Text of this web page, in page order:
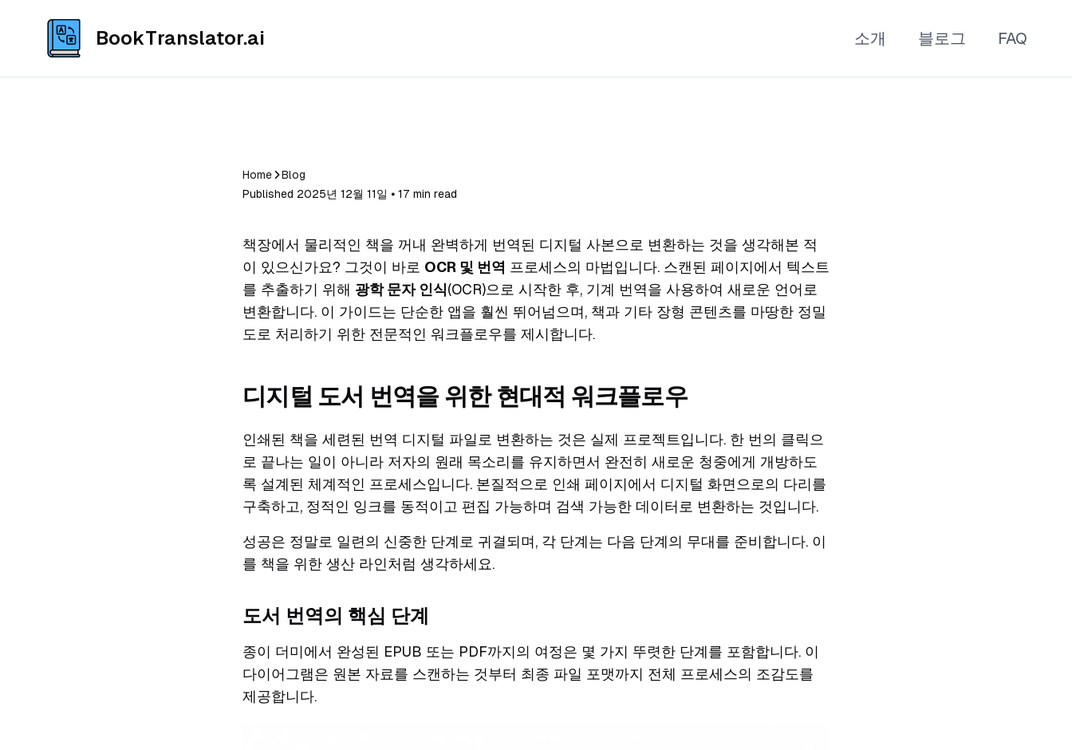
BookTranslator.ai 소개 블로그 FAQ
Home
Blog
Published 2025년 12월 11일 ⦁ 17 min read
책장에서 물리적인 책을 꺼내 완벽하게 번역된 디지털 사본으로 변환하는 것을 생각해본 적
이 있으신가요? 그것이 바로 OCR 및 번역 프로세스의 마법입니다. 스캔된 페이지에서 텍스트
를 추출하기 위해 광학 문자 인식(OCR)으로 시작한 후, 기계 번역을 사용하여 새로운 언어로
변환합니다. 이 가이드는 단순한 앱을 훨씬 뛰어넘으며, 책과 기타 장형 콘텐츠를 마땅한 정밀
도로 처리하기 위한 전문적인 워크플로우를 제시합니다.
디지털 도서 번역을 위한 현대적 워크플로우
인쇄된 책을 세련된 번역 디지털 파일로 변환하는 것은 실제 프로젝트입니다. 한 번의 클릭으
로 끝나는 일이 아니라 저자의 원래 목소리를 유지하면서 완전히 새로운 청중에게 개방하도
록 설계된 체계적인 프로세스입니다. 본질적으로 인쇄 페이지에서 디지털 화면으로의 다리를
구축하고, 정적인 잉크를 동적이고 편집 가능하며 검색 가능한 데이터로 변환하는 것입니다.
성공은 정말로 일련의 신중한 단계로 귀결되며, 각 단계는 다음 단계의 무대를 준비합니다. 이
를 책을 위한 생산 라인처럼 생각하세요.
도서 번역의 핵심 단계
종이 더미에서 완성된 EPUB 또는 PDF까지의 여정은 몇 가지 뚜렷한 단계를 포함합니다. 이
다이어그램은 원본 자료를 스캔하는 것부터 최종 파일 포맷까지 전체 프로세스의 조감도를
제공합니다.